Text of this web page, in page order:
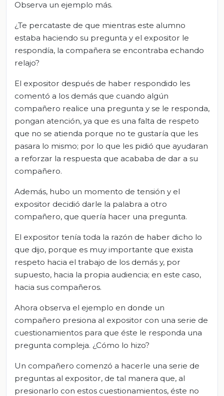
Observa un ejemplo más.
¿Te percataste de que mientras este alumno
estaba haciendo su pregunta y el expositor le
respondía, la compañera se encontraba echando
relajo?
El expositor después de haber respondido les
comentó a los demás que cuando algún
compañero realice una pregunta y se le responda,
pongan atención, ya que es una falta de respeto
que no se atienda porque no te gustaría que les
pasara lo mismo; por lo que les pidió que ayudaran
a reforzar la respuesta que acababa de dar a su
compañero.
Además, hubo un momento de tensión y el
expositor decidió darle la palabra a otro
compañero, que quería hacer una pregunta.
El expositor tenía toda la razón de haber dicho lo
que dijo, porque es muy importante que exista
respeto hacia el trabajo de los demás y, por
supuesto, hacia la propia audiencia; en este caso,
hacia sus compañeros.
Ahora observa el ejemplo en donde un
compañero presiona al expositor con una serie de
cuestionamientos para que éste le responda una
pregunta compleja. ¿Cómo lo hizo?
Un compañero comenzó a hacerle una serie de
preguntas al expositor, de tal manera que, al
presionarlo con estos cuestionamientos, éste no